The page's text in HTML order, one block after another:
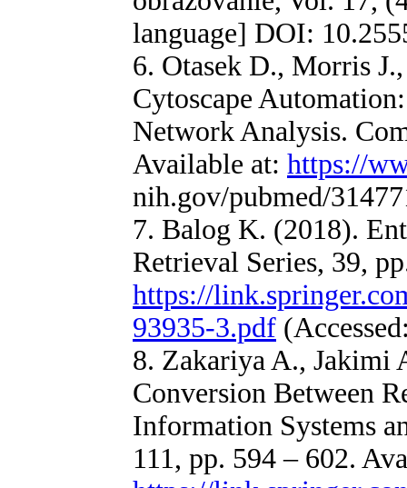
language] DOI:
6. Otasek D., Morris
Cytoscape
Network Analysis.
Available at: https://
nih.gov/pubmed/
7. Balog K. (2018).
Retrieval Series, 39,
https://
93935-3.pdf
8. Zakariya A., Jakimi
Conversion Between
Information Systems
111, pp. 594 – 602.